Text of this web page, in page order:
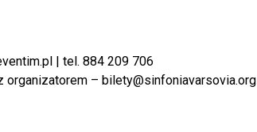
| tel. 884 209 706
organizatorem – bilety@sinfoniavarsovia.org